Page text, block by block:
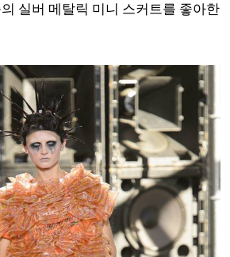
실버 메탈릭 미니 스커트를 좋아한